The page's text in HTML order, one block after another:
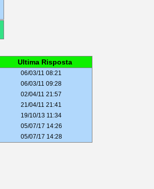
Ultima Risposta
06/03/11 08:21
06/03/11 09:28
02/04/11 21:57
21/04/11 21:41
19/10/13 11:34
05/07/17 14:26
05/07/17 14:28